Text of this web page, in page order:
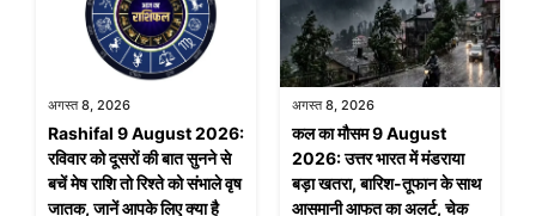
अगस्त 8, 2026
Rashifal 9 August 2026:
रविवार को दूसरों की बात सुनने से
बचें मेष राशि तो रिश्ते को संभाले वृष
जातक, जानें आपके लिए क्या है
अगस्त 8, 2026
कल का मौसम 9 August
2026: उत्तर भारत में मंडराया
बड़ा खतरा, बारिश-तूफान के साथ
आसमानी आफत का अलर्ट, चेक